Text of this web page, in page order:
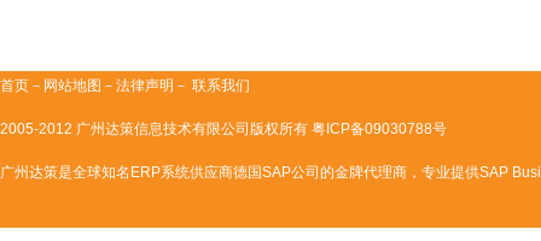
首页 － 网站地图 －法律声明－ 联系我们
2005-2012 广州达策信息技术有限公司版权所有 粤ICP备09030788号
广州达策是全球知名ERP系统供应商德国SAP公司的金牌代理商，专业提供SAP